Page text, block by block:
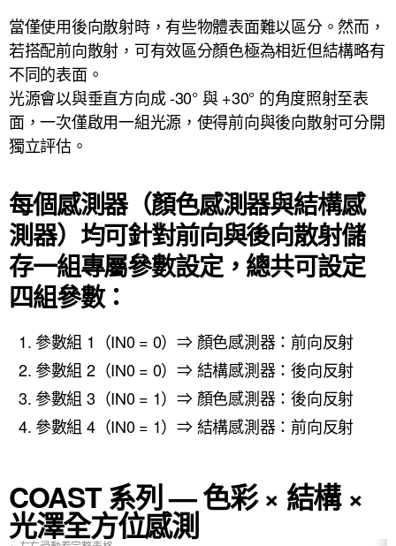
當僅使用後向散射時，有些物體表面難以區分。然而，
若搭配前向散射，可有效區分顏色極為相近但結構略有
不同的表面。
光源會以與垂直方向成 -30° 與 +30° 的角度照射至表
面，一次僅啟用一組光源，使得前向與後向散射可分開
獨立評估。
每個感測器（顏色感測器與結構感
測器）均可針對前向與後向散射儲
存一組專屬參數設定，總共可設定
四組參數：
參數組 1（IN0 = 0）⇒ 顏色感測器：前向反射
參數組 2（IN0 = 0）⇒ 結構感測器：後向反射
參數組 3（IN0 = 1）⇒ 顏色感測器：後向反射
參數組 4（IN0 = 1）⇒ 結構感測器：前向反射
COAST 系列 — 色彩 × 結構 ×
光澤全方位感測